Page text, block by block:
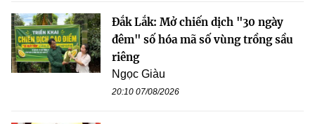
Đắk Lắk: Mở chiến dịch "30 ngày
đêm" số hóa mã số vùng trồng sầu
riêng
Ngọc Giàu
20:10 07/08/2026